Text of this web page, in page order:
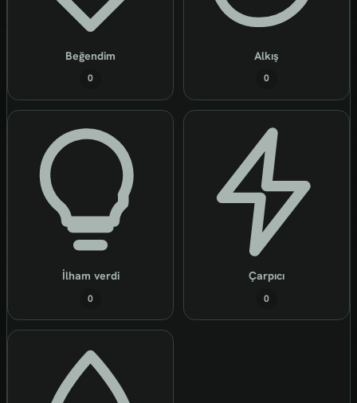
Beğendim
0
Alkış
0
İlham verdi
0
Çarpıcı
0